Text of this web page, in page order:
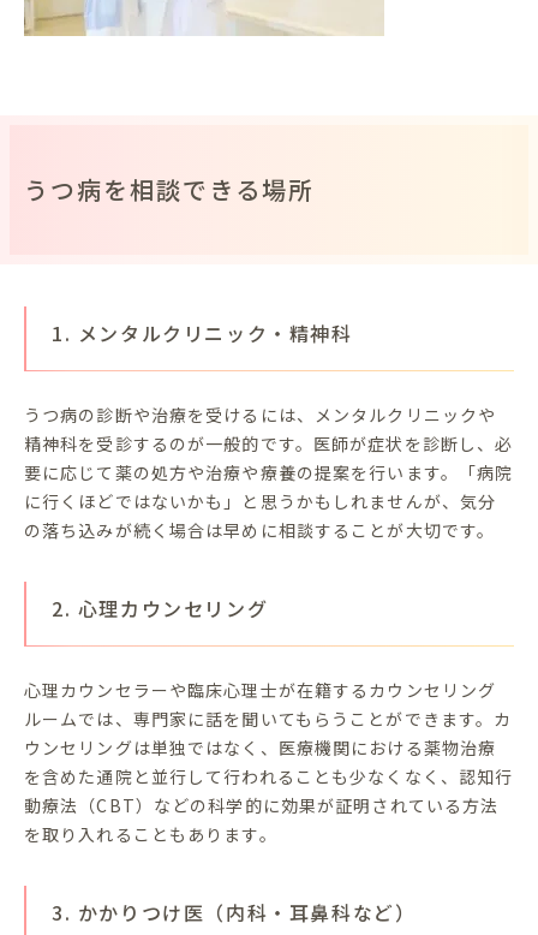
うつ病を相談できる場所
1. メンタルクリニック・精神科
うつ病の診断や治療を受けるには、メンタルクリニックや
精神科を受診するのが一般的です。医師が症状を診断し、必
要に応じて薬の処方や治療や療養の提案を行います。「病院
に行くほどではないかも」と思うかもしれませんが、気分
の落ち込みが続く場合は早めに相談することが大切です。
2. 心理カウンセリング
心理カウンセラーや臨床心理士が在籍するカウンセリング
ルームでは、専門家に話を聞いてもらうことができます。カ
ウンセリングは単独ではなく、医療機関における薬物治療
を含めた通院と並行して行われることも少なくなく、認知行
動療法（CBT）などの科学的に効果が証明されている方法
を取り入れることもあります。
3. かかりつけ医（内科・耳鼻科など）